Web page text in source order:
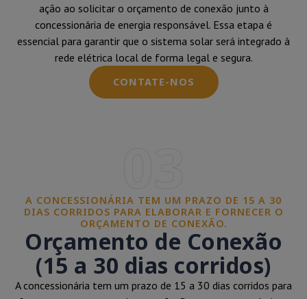
ação ao solicitar o orçamento de conexão junto à
concessionária de energia responsável. Essa etapa é
essencial para garantir que o sistema solar será integrado à
rede elétrica local de forma legal e segura.
CONTATE-NOS
A CONCESSIONÁRIA TEM UM PRAZO DE 15 A 30
DIAS CORRIDOS PARA ELABORAR E FORNECER O
ORÇAMENTO DE CONEXÃO.
Orçamento de Conexão
(15 a 30 dias corridos)
A concessionária tem um prazo de 15 a 30 dias corridos para